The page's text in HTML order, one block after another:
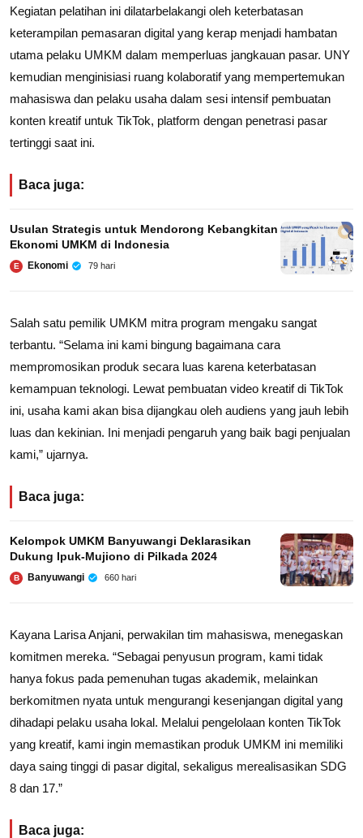
Kegiatan pelatihan ini dilatarbelakangi oleh keterbatasan
keterampilan pemasaran digital yang kerap menjadi hambatan
utama pelaku UMKM dalam memperluas jangkauan pasar. UNY
kemudian menginisiasi ruang kolaboratif yang mempertemukan
mahasiswa dan pelaku usaha dalam sesi intensif pembuatan
konten kreatif untuk TikTok, platform dengan penetrasi pasar
tertinggi saat ini.
Baca juga:
Usulan Strategis untuk Mendorong Kebangkitan
Ekonomi UMKM di Indonesia
E Ekonomi 79 hari
Salah satu pemilik UMKM mitra program mengaku sangat
terbantu. “Selama ini kami bingung bagaimana cara
mempromosikan produk secara luas karena keterbatasan
kemampuan teknologi. Lewat pembuatan video kreatif di TikTok
ini, usaha kami akan bisa dijangkau oleh audiens yang jauh lebih
luas dan kekinian. Ini menjadi pengaruh yang baik bagi penjualan
kami,” ujarnya.
Baca juga:
Kelompok UMKM Banyuwangi Deklarasikan
Dukung Ipuk-Mujiono di Pilkada 2024
B Banyuwangi 660 hari
Kayana Larisa Anjani, perwakilan tim mahasiswa, menegaskan
komitmen mereka. “Sebagai penyusun program, kami tidak
hanya fokus pada pemenuhan tugas akademik, melainkan
berkomitmen nyata untuk mengurangi kesenjangan digital yang
dihadapi pelaku usaha lokal. Melalui pengelolaan konten TikTok
yang kreatif, kami ingin memastikan produk UMKM ini memiliki
daya saing tinggi di pasar digital, sekaligus merealisasikan SDG
8 dan 17.”
Baca juga: